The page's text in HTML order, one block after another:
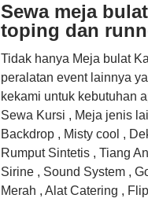
Sewa meja
toping dan
Tidak hanya Meja bulat
peralatan event lainnya
kekami untuk kebutuhan
Sewa Kursi , Meja jenis
Backdrop , Misty cool ,
Rumput Sintetis , Tiang
Sirine , Sound System ,
Merah , Alat Catering ,